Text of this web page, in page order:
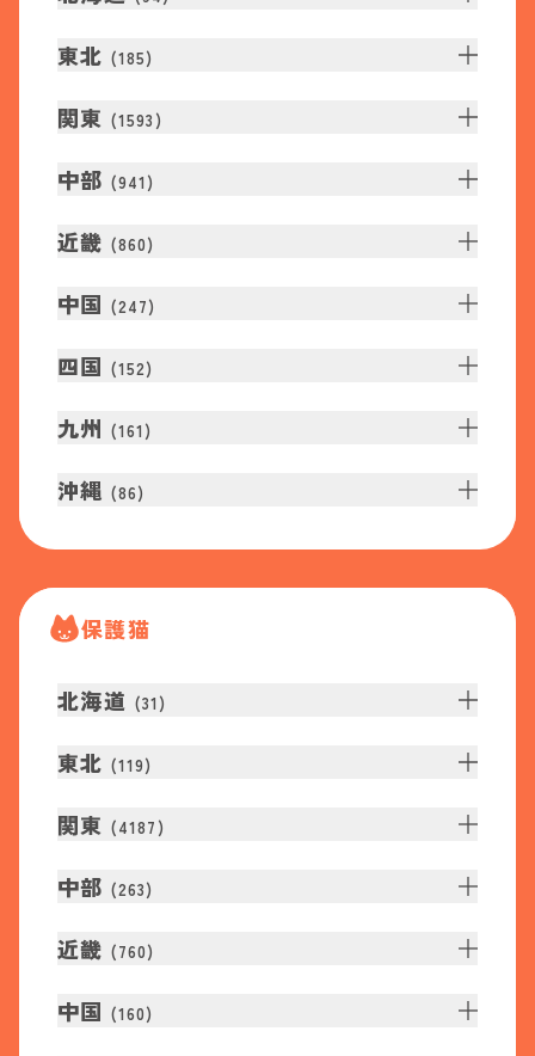
東北 (185)
関東 (1593 )
中部 (941 )
近畿 (860)
中国 (247)
四国 (152)
九州 (161 )
沖縄 (86)
保護猫
北海道 (31 )
東北 (119)
関東 (4187 )
中部 (263)
近畿 (760)
中国 (160)